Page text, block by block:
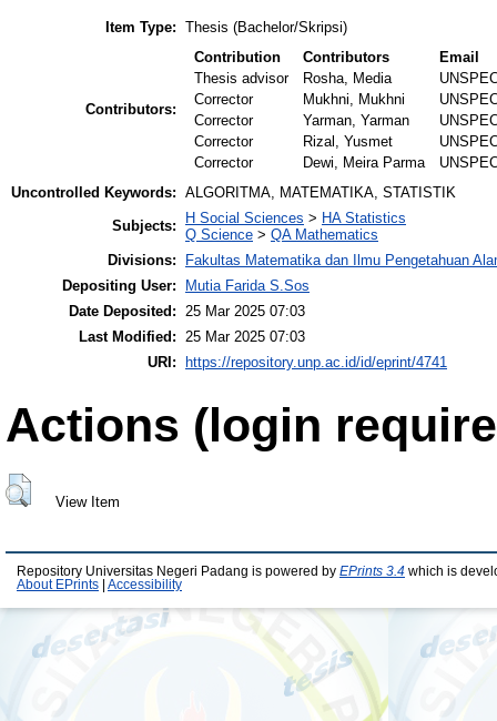
Item Type: Thesis (Bachelor/Skripsi)
Contributors:
Contribution Contributors
Email
Thesis advisor
Rosha, Media
Corrector
Mukhni, Mukhni
Corrector
Yarman, Yarman
Corrector
Rizal, Yusmet
Corrector
Dewi, Meira Parma
Uncontrolled Keywords: ALGORITMA, MATEMATIKA, STATISTIK
Subjects:
H Social Sciences > HA Statistics
Q Science > QA Mathematics
Divisions:
Fakultas Matematika dan Ilmu Pengetahuan
Depositing User:
Mutia Farida S.Sos
Date Deposited: 25 Mar 2025 07:03
Last Modified: 25 Mar 2025 07:03
URI:
https://repository.unp.ac.id/id/eprint/4741
Actions (login
View Item
Repository Universitas Negeri Padang is powered by EPrints 3.4 which is
About EPrints
Accessibility